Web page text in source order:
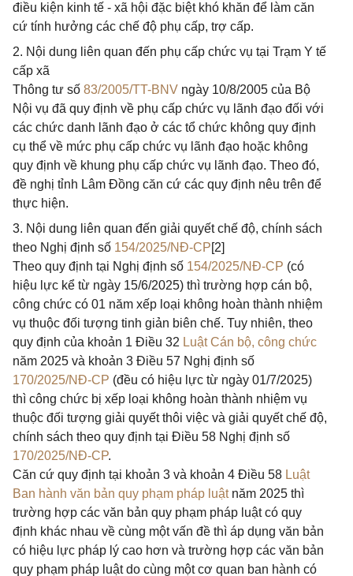
điều kiện kinh tế - xã hội đặc biệt khó khăn để làm căn
cứ tính hưởng các chế độ phụ cấp, trợ cấp.
2. Nội dung liên quan đến phụ cấp chức vụ tại Trạm Y tế
cấp xã
Thông tư số 83/2005/TT-BNV ngày 10/8/2005 của Bộ
Nội vụ đã quy định về phụ cấp chức vụ lãnh đạo đối với
các chức danh lãnh đạo ở các tổ chức không quy định
cụ thể về mức phụ cấp chức vụ lãnh đạo hoặc không
quy định về khung phụ cấp chức vụ lãnh đạo. Theo đó,
đề nghị tỉnh Lâm Đồng căn cứ các quy định nêu trên để
thực hiện.
3. Nội dung liên quan đến giải quyết chế độ, chính sách
theo Nghị định số 154/2025/NĐ-CP[2]
Theo quy định tại Nghị định số 154/2025/NĐ-CP (có
hiệu lực kể từ ngày 15/6/2025) thì trường hợp cán bộ,
công chức có 01 năm xếp loại không hoàn thành nhiệm
vụ thuộc đối tượng tinh giản biên chế. Tuy nhiên, theo
quy định của khoản 1 Điều 32 Luật Cán bộ, công chức
năm 2025 và khoản 3 Điều 57 Nghị định số
170/2025/NĐ-CP (đều có hiệu lực từ ngày 01/7/2025)
thì công chức bị xếp loại không hoàn thành nhiệm vụ
thuộc đối tượng giải quyết thôi việc và giải quyết chế độ,
chính sách theo quy định tại Điều 58 Nghị định số
170/2025/NĐ-CP.
Căn cứ quy định tại khoản 3 và khoản 4 Điều 58 Luật
Ban hành văn bản quy phạm pháp luậtnăm 2025 thì
trường hợp các văn bản quy phạm pháp luật có quy
định khác nhau về cùng một vấn đề thì áp dụng văn bản
có hiệu lực pháp lý cao hơn và trường hợp các văn bản
quy phạm pháp luật do cùng một cơ quan ban hành có